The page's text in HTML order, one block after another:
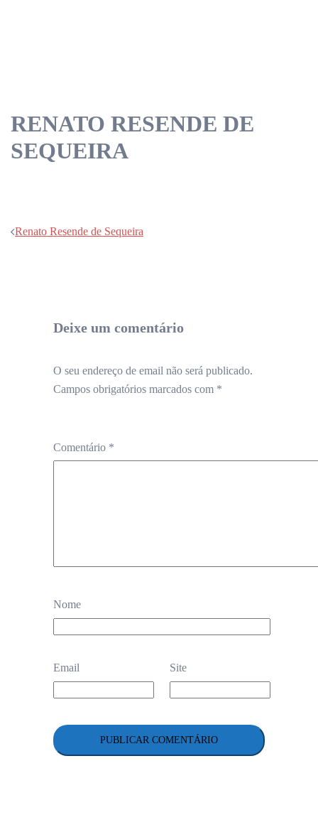
RENATO RESENDE DE
SEQUEIRA
Navegação
Renato Resende de Sequeira
Deixe um comentário
O seu endereço de email não será publicado.
Campos obrigatórios marcados com *
Comentário *
Nome
Email Site